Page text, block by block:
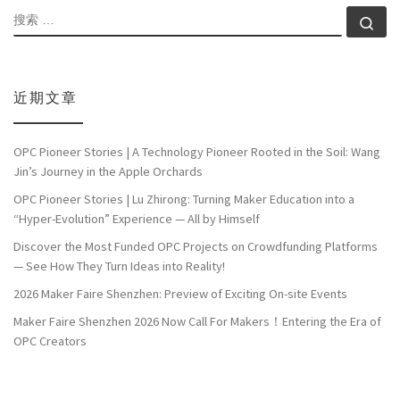
搜索
近期文章
OPC Pioneer Stories | A Technology Pioneer Rooted in the Soil: Wang
Jin’s Journey in the Apple Orchards
OPC Pioneer Stories | Lu Zhirong: Turning Maker Education into a
“Hyper-Evolution” Experience — All by Himself
Discover the Most Funded OPC Projects on Crowdfunding Platforms
— See How They Turn Ideas into Reality!
2026 Maker Faire Shenzhen: Preview of Exciting On-site Events
Maker Faire Shenzhen 2026 Now Call For Makers！Entering the Era of
OPC Creators